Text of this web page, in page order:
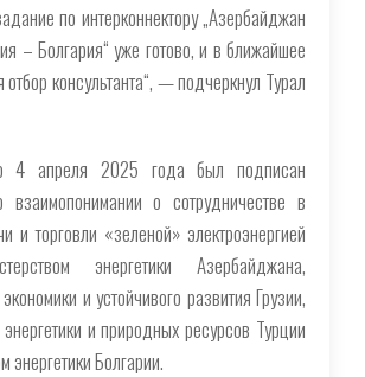
по интерконнектору „Азербайджан
– Болгария“ уже готово, и в ближайшее
консультанта“, — подчеркнул Турал
4 апреля 2025 года был подписан
о сотрудничестве в
и торговли «зеленой» электроэнергией
энергетики Азербайджана,
и устойчивого развития Грузии,
и природных ресурсов Турции
энергетики Болгарии.